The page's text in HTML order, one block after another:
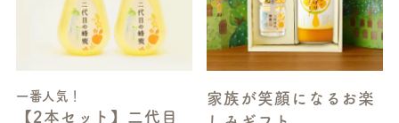
一番人気！
【2本セット】二代目
家族が笑顔になるお楽